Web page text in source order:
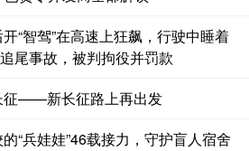
“智驾”在高速上狂飙，行驶中睡着
尾事故，被判拘役并罚款
征——新长征路上再出发
“兵娃娃”46载接力，守护盲人宿舍